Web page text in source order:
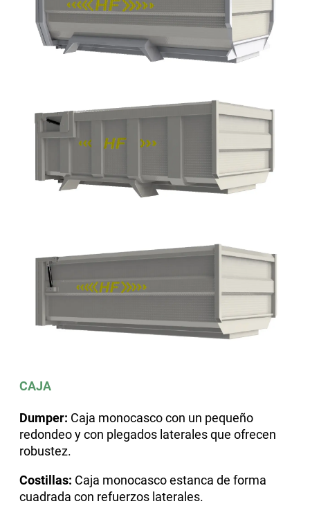
CAJA
Dumper: Caja monocasco con un pequeño
redondeo y con plegados laterales que ofrecen
robustez.
Costillas: Caja monocasco estanca de forma
cuadrada con refuerzos laterales.